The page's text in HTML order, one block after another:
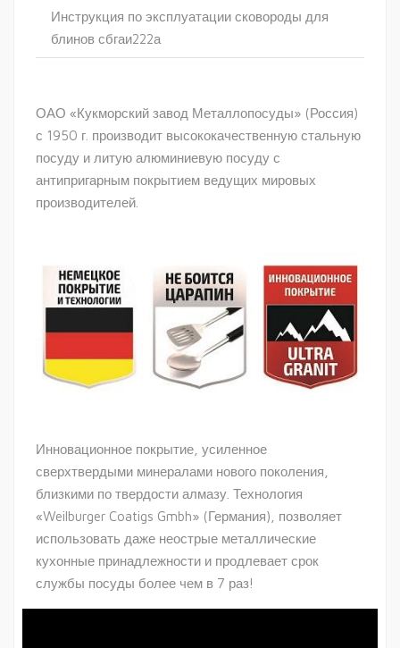
Инструкция по эксплуатации сковороды для
блинов сбгаи222а
ОАО «Кукморский завод Металлопосуды» (Россия)
с 1950 г. производит высококачественную стальную
посуду и литую алюминиевую посуду с
антипригарным покрытием ведущих мировых
производителей.
Инновационное покрытие, усиленное
сверхтвердыми минералами нового поколения,
близкими по твердости алмазу. Технология
«Weilburger Coatigs Gmbh» (Германия), позволяет
использовать даже неострые металлические
кухонные принадлежности и продлевает срок
службы посуды более чем в 7 раз!